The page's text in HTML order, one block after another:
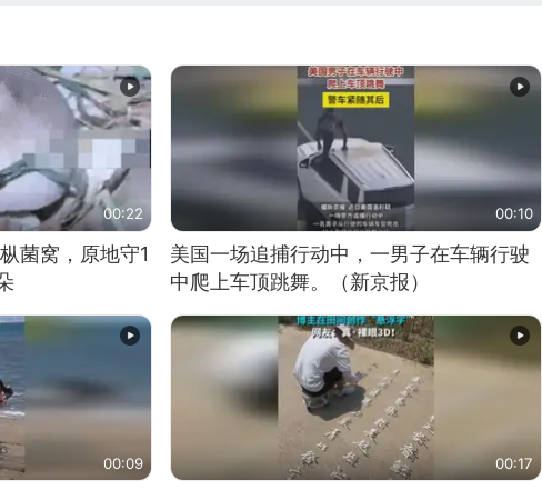
00:22
菌窝，原地守1
00:10
美国一场追捕行动中，一男子在车辆行驶
中爬上车顶跳舞。（新京报）
00:09 00:17